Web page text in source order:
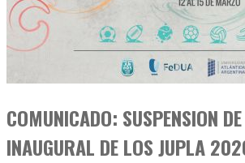
COMUNICADO: SUSPENSION
INAUGURAL DE LOS JUPLA